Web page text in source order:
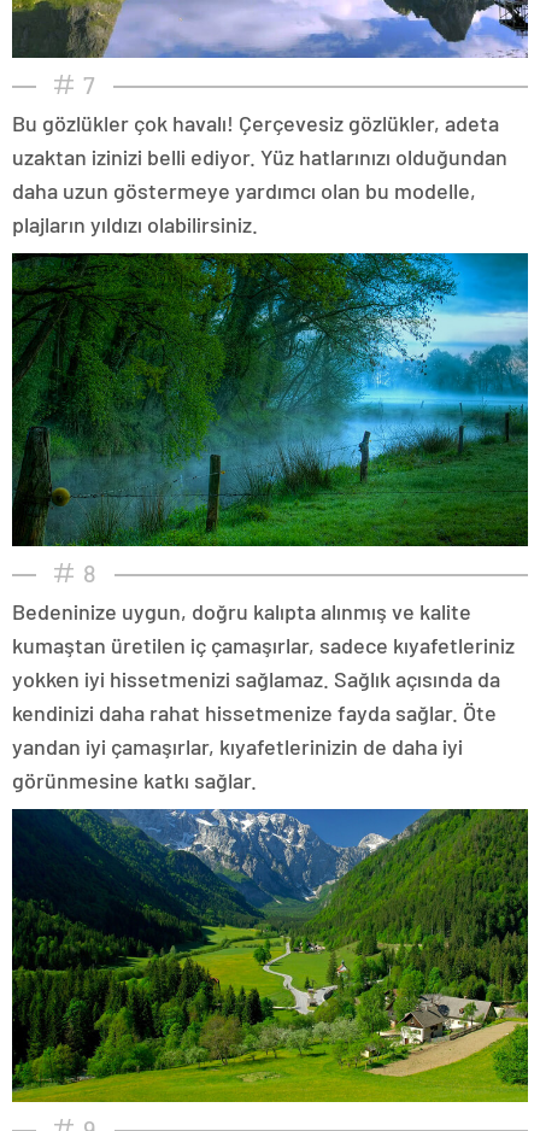
7
Bu gözlükler çok havalı! Çerçevesiz gözlükler, adeta
uzaktan izinizi belli ediyor. Yüz hatlarınızı olduğundan
daha uzun göstermeye yardımcı olan bu modelle,
plajların yıldızı olabilirsiniz.
8
Bedeninize uygun, doğru kalıpta alınmış ve kalite
kumaştan üretilen iç çamaşırlar, sadece kıyafetleriniz
yokken iyi hissetmenizi sağlamaz. Sağlık açısında da
kendinizi daha rahat hissetmenize fayda sağlar. Öte
yandan iyi çamaşırlar, kıyafetlerinizin de daha iyi
görünmesine katkı sağlar.